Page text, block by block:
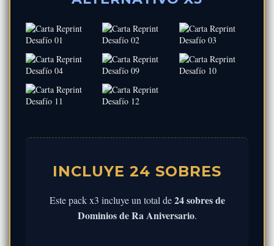
INCLUYE 24 SOBRES
Este pack x3 incluye un total de24 sobres de
Dominios de Ra Aniversario.